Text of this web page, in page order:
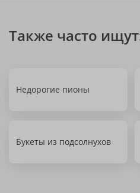
Также часто
Недорогие пионы
Букеты из подсолнухов